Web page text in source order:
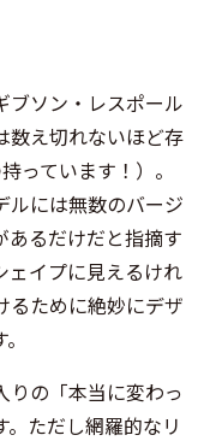
ブソン・レスポール
数え切れないほど存
っています！）。
ルには無数のバージ
あるだけだと指摘す
ェイプに見えるけれ
るために絶妙にデザ
りの「本当に変わっ
ただし網羅的なリ